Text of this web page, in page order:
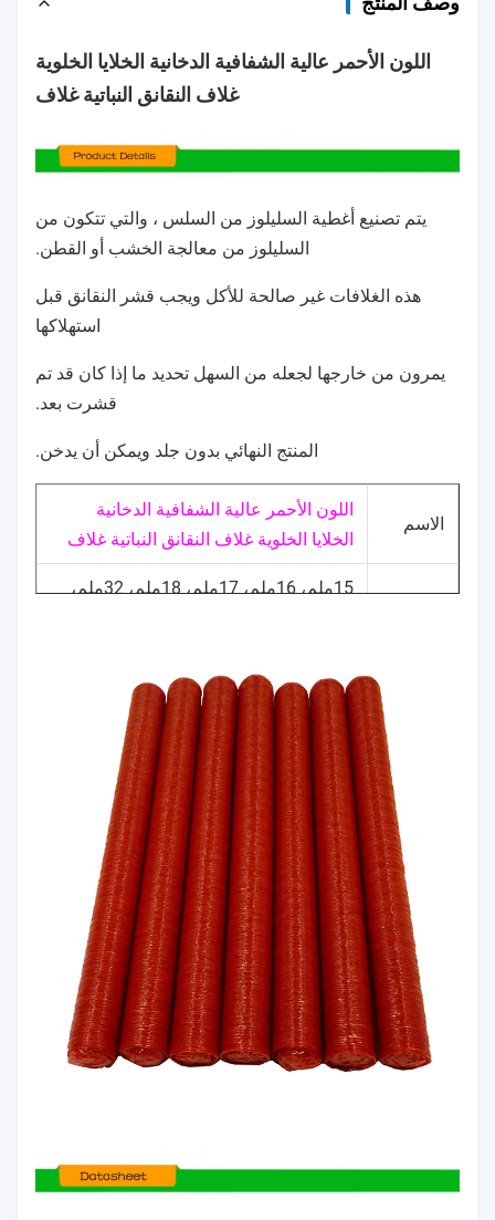
اللون الأحمر عالية الشفافية الدخانية الخلايا الخلوية
غلاف النقانق النباتية غلاف
يتم تصنيع أغطية السليلوز من السلس ، والتي تتكون من
السليلوز من معالجة الخشب أو القطن.
هذه الغلافات غير صالحة للأكل ويجب قشر النقانق قبل
استهلاكها
يمرون من خارجها لجعله من السهل تحديد ما إذا كان قد تم
قشرت بعد.
المنتج النهائي بدون جلد ويمكن أن يدخن.
الاسم
اللون الأحمر عالية الشفافية الدخانية
الخلايا الخلوية غلاف النقانق النباتية غلاف
15ملم، 16ملم، 17ملم، 18ملم، 32ملم،
غلافات النقانق المدخنة
1 علبة
التسليم
5 أيام عمل